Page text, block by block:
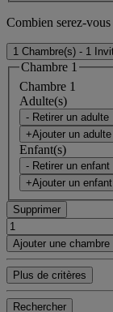
Combien serez-vous
1 Chambre(s) - 1
Chambre 1
Chambre 1
Adulte(s)
- Retirer un adulte
+Ajouter un adulte
Enfant(s)
- Retirer un enfant
+Ajouter un enfant
Supprimer
Ajouter une chambre
Plus de critères
Rechercher